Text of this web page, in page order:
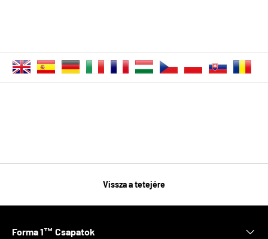
Vissza a tetejére
Forma 1™ Csapatok